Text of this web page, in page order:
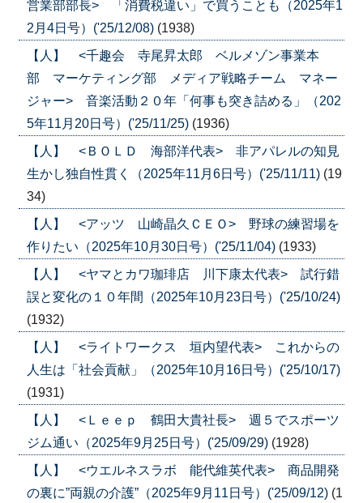
営業部部長> 「消費税違い」で買うことも（2025年1
2月4日号）('25/12/08) (1938)
【人】 <千趣会 寺尾昇太郎 ベルメゾン事業本
部 マーケティング部 メディア戦略チーム マネー
ジャー> 音楽活動２０年「何事も突き詰める」（202
5年11月20日号）('25/11/25) (1936)
【人】 <ＢＯＬＤ 海部洋代表> 非アパレルの知見
生かし独自性貫く（2025年11月6日号）('25/11/11) (19
34)
【人】 <アッツ 山崎晶久ＣＥＯ> 野球の練習場を
作りたい（2025年10月30日号）('25/11/04) (1933)
【人】 <ヤマとカワ珈琲店 川下康太代表> 試行錯
誤と変化の１０年間（2025年10月23日号）('25/10/24)
(1932)
【人】 <ライトワークス 垣内望代表> これからの
人生は「社会貢献」（2025年10月16日号）('25/10/17)
(1931)
【人】 <Ｌｅｅｐ 鶴田大貴社長> 週５でスポーツ
ジム通い（2025年9月25日号）('25/09/29) (1928)
【人】 <ウエルネスラボ 能代維英代表> 商品開発
の裏に”両親の介護”（2025年9月11日号）('25/09/12) (1